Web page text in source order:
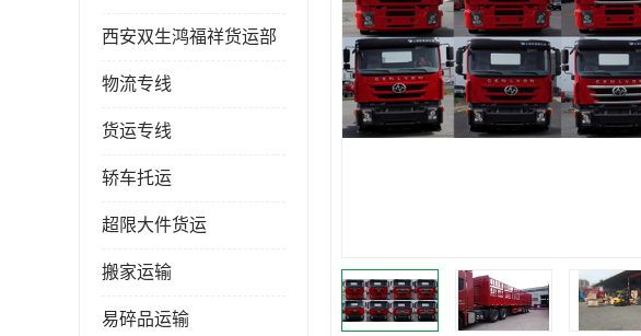
西安双生鸿福祥货运部
物流专线
货运专线
轿车托运
超限大件货运
搬家运输
易碎品运输